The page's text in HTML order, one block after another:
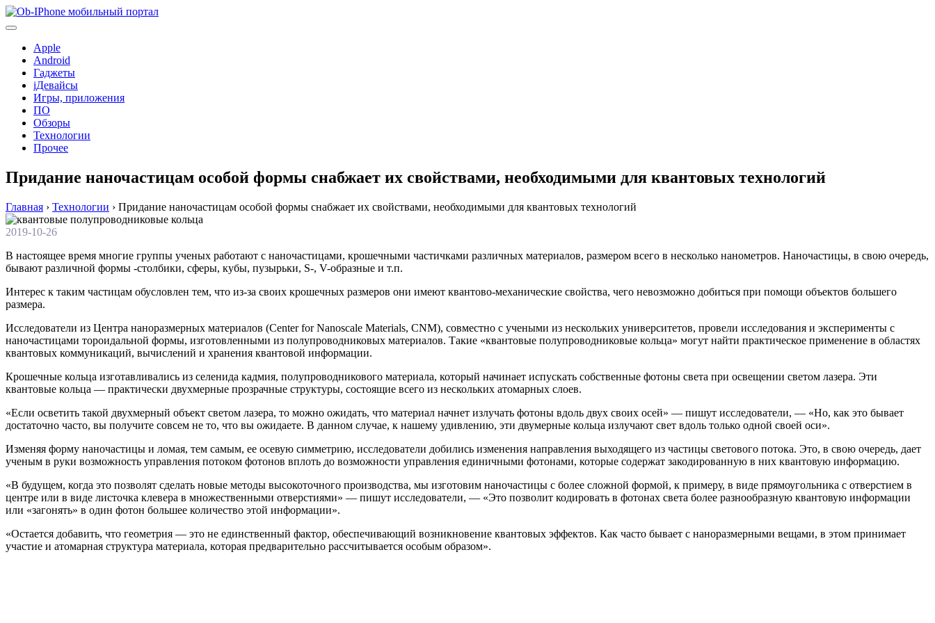
Перейти
к
Apple
Android
Гаджеты
iДевайсы
Игры, приложения
ПО
Обзоры
Технологии
Прочее
Придание наночастицам особой формы снабжает их свойствами, необходимыми для квантовых технологий
Главная › Технологии › Придание наночастицам особой формы снабжает их свойствами, необходимыми для квантовых технологий
2019-10-26
В настоящее время многие группы ученых работают с наночастицами, крошечными частичками различных материалов, размером всего в несколько нанометров. Наночастицы, в свою очередь,
бывают различной формы -столбики, сферы, кубы, пузырьки, S-, V-образные и т.п.
Интерес к таким частицам обусловлен тем, что из-за своих крошечных размеров они имеют квантово-механические свойства, чего невозможно добиться при помощи объектов большего
размера.
Исследователи из Центра наноразмерных материалов (Center for Nanoscale Materials, CNM), совместно с учеными из нескольких университетов, провели исследования и эксперименты с
наночастицами тороидальной формы, изготовленными из полупроводниковых материалов. Такие «квантовые полупроводниковые кольца» могут найти практическое применение в областях
квантовых коммуникаций, вычислений и хранения квантовой информации.
Крошечные кольца изготавливались из селенида кадмия, полупроводникового материала, который начинает испускать собственные фотоны света при освещении светом лазера. Эти
квантовые кольца — практически двухмерные прозрачные структуры, состоящие всего из нескольких атомарных слоев.
«Если осветить такой двухмерный объект светом лазера, то можно ожидать, что материал начнет излучать фотоны вдоль двух своих осей» — пишут исследователи, — «Но, как это бывает
достаточно часто, вы получите совсем не то, что вы ожидаете. В данном случае, к нашему удивлению, эти двумерные кольца излучают свет вдоль только одной своей оси».
Изменяя форму наночастицы и ломая, тем самым, ее осевую симметрию, исследователи добились изменения направления выходящего из частицы светового потока. Это, в свою очередь, дает
ученым в руки возможность управления потоком фотонов вплоть до возможности управления единичными фотонами, которые содержат закодированную в них квантовую информацию.
«В будущем, когда это позволят сделать новые методы высокоточного производства, мы изготовим наночастицы с более сложной формой, к примеру, в виде прямоугольника с отверстием в
центре или в виде листочка клевера в множественными отверстиями» — пишут исследователи, — «Это позволит кодировать в фотонах света более разнообразную квантовую информации
или «загонять» в один фотон большее количество этой информации».
«Остается добавить, что геометрия — это не единственный фактор, обеспечивающий возникновение квантовых эффектов. Как часто бывает с наноразмерными вещами, в этом принимает
участие и атомарная структура материала, которая предварительно рассчитывается особым образом».